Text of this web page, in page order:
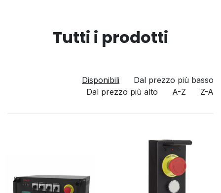
Tutti i prodotti
Disponibili
Dal prezzo più basso
Dal prezzo più alto
A-Z Z-A